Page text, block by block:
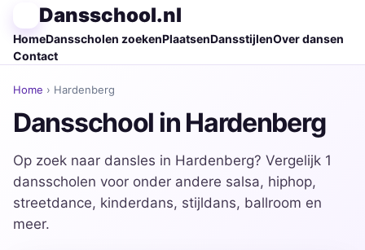
Dansschool.nl
HomeDansscholen zoekenPlaatsenDansstijlenOver dansen
Contact
Home › Hardenberg
Dansschool in Hardenberg
Op zoek naar dansles in Hardenberg? Vergelijk 1
dansscholen voor onder andere salsa, hiphop,
streetdance, kinderdans, stijldans, ballroom en
meer.